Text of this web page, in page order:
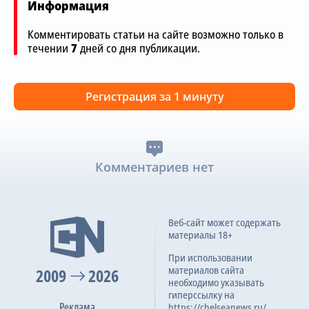
Информация
Комментировать статьи на сайте возможно только в
течении 7дней со дня публикации.
Регистрация за 1 минуту
Комментариев нет
2009 2026
Веб-сайт может содержать
материалы 18+
При использовании
материалов сайта
необходимо указывать
гиперссылку на